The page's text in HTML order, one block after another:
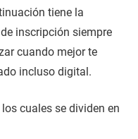
tiene la
inscripción siempre
cuando mejor te
incluso digital.
cuales se dividen en